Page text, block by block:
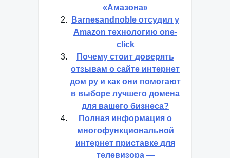
«Амазона»
Barnesandnoble отсудил у
Amazon технологию one-
click
Почему стоит доверять
отзывам о сайте интернет
дом ру и как они помогают
в выборе лучшего домена
для вашего бизнеса?
Полная информация о
многофункциональной
интернет приставке для
телевизора —